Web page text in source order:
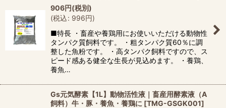
906円(税別)
(税込: 996円)
■特長 ・畜産や養鶏用にお使いいただける動物性
タンパク質飼料です。 ・粗タンパク質60％に調
整した魚粉です。 ・高タンパク飼料ですので、ス
ピード感ある健全な生長が見込めます。 ・養鶏、
養魚…
Gs元気酵素【1L】動物活性液｜畜産用酵素液（A
飼料）牛・豚・養魚・養鶏に [TMG-GSGK001]